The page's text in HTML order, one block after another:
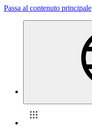
Passa al contenuto principale